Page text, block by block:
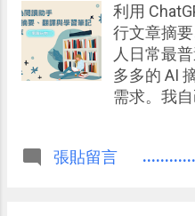
利用
行文章摘
人日常最
多多的 AI
需求。我
摘要提示
張貼留言